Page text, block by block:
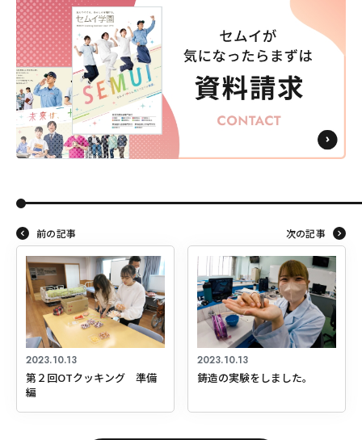
前の記事
2023.10.13
第２回OTクッキング 準備
編
次の記事
2023.10.13
鋳造の実験をしました。